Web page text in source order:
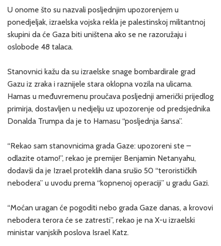
U onome što su nazvali posljednjim upozorenjem u
ponedjeljak, izraelska vojska rekla je palestinskoj militantnoj
skupini da će Gaza biti uništena ako se ne razoružaju i
oslobode 48 talaca.
Stanovnici kažu da su izraelske snage bombardirale grad
Gazu iz zraka i raznijele stara oklopna vozila na ulicama.
Hamas u međuvremenu proučava posljednji američki prijedlog
primirja, dostavljen u nedjelju uz upozorenje od predsjednika
Donalda Trumpa da je to Hamasu “posljednja šansa”.
“Rekao sam stanovnicima grada Gaze: upozoreni ste –
odlazite otamo!”, rekao je premijer Benjamin Netanyahu,
dodavši da je Izrael proteklih dana srušio 50 “terorističkih
nebodera” u uvodu prema “kopnenoj operaciji” u gradu Gazi.
“Moćan uragan će pogoditi nebo grada Gaze danas, a krovovi
nebodera terora će se zatresti”, rekao je na X-u izraelski
ministar vanjskih poslova Israel Katz.